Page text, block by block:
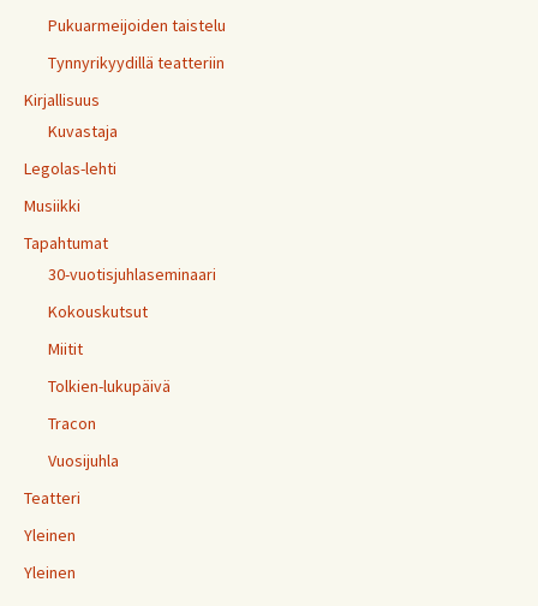
Pukuarmeijoiden taistelu
Tynnyrikyydillä teatteriin
Kirjallisuus
Kuvastaja
Legolas-lehti
Musiikki
Tapahtumat
30-vuotisjuhlaseminaari
Kokouskutsut
Miitit
Tolkien-lukupäivä
Tracon
Vuosijuhla
Teatteri
Yleinen
Yleinen